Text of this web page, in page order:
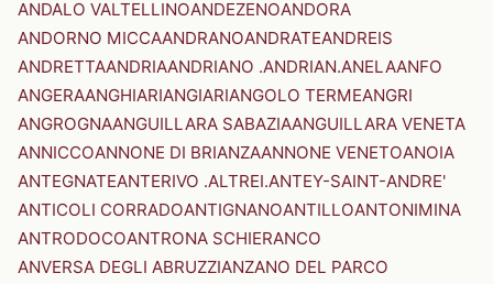
ANDALO VALTELLINOANDEZENOANDORA
ANDORNO MICCAANDRANOANDRATEANDREIS
ANDRETTAANDRIAANDRIANO .ANDRIAN.ANELAANFO
ANGERAANGHIARIANGIARIANGOLO TERMEANGRI
ANGROGNAANGUILLARA SABAZIAANGUILLARA VENETA
ANNICCOANNONE DI BRIANZAANNONE VENETOANOIA
ANTEGNATEANTERIVO .ALTREI.ANTEY-SAINT-ANDRE'
ANTICOLI CORRADOANTIGNANOANTILLOANTONIMINA
ANTRODOCOANTRONA SCHIERANCO
ANVERSA DEGLI ABRUZZIANZANO DEL PARCO